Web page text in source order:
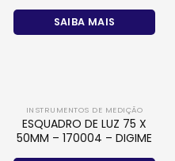
SAIBA MAIS
INSTRUMENTOS DE MEDIÇÃO
ESQUADRO DE LUZ 75 X
50MM – 170004 – DIGIME